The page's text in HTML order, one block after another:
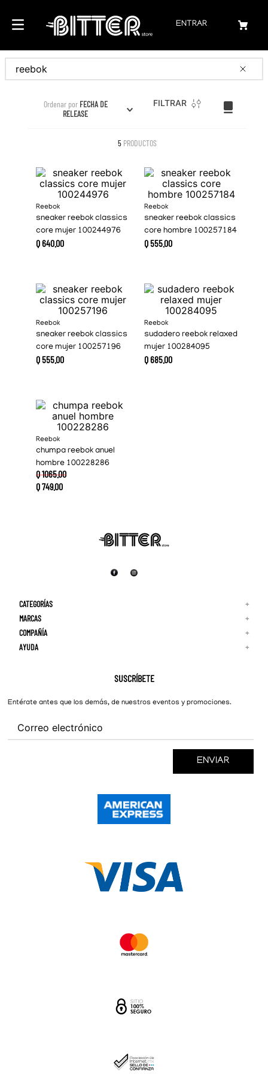
ENTRAR
Buscar
Ordenar por FECHA DE
RELEASE
FILTRAR
5 PRODUCTOS
Reebok
sneaker reebok classics
core mujer 100244976
Q640.00
Reebok
sneaker reebok classics
core hombre 100257184
Q555.00
Reebok
sneaker reebok classics
core mujer 100257196
Q555.00
Reebok
sudadero reebok relaxed
mujer 100284095
Q685.00
Reebok
chumpa reebok anuel
hombre 100228286
Q1065.00
Q749.00
CATEGORÍAS +
MARCAS +
Adidas
Reebok
COMPAÑÍA +
Quiénes Somos
AYUDA +
SUSCRÍBETE
Entérate antes que los demás, de nuestros eventos y promociones.
ENVIAR